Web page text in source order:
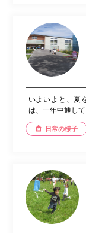
いよいよと、夏
は、一年中通し
日常の様子